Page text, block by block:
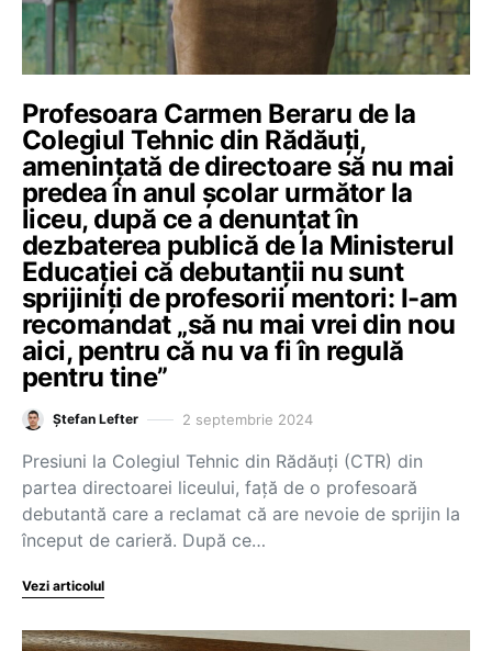
Profesoara Carmen Beraru de la
Colegiul Tehnic din Rădăuți,
amenințată de directoare să nu mai
predea în anul școlar următor la
liceu, după ce a denunțat în
dezbaterea publică de la Ministerul
Educației că debutanții nu sunt
sprijiniți de profesorii mentori: I-am
recomandat „să nu mai vrei din nou
aici, pentru că nu va fi în regulă
pentru tine”
Ștefan Lefter 2 septembrie 2024
Presiuni la Colegiul Tehnic din Rădăuți (CTR) din
partea directoarei liceului, față de o profesoară
debutantă care a reclamat că are nevoie de sprijin la
început de carieră. După ce…
Vezi articolul